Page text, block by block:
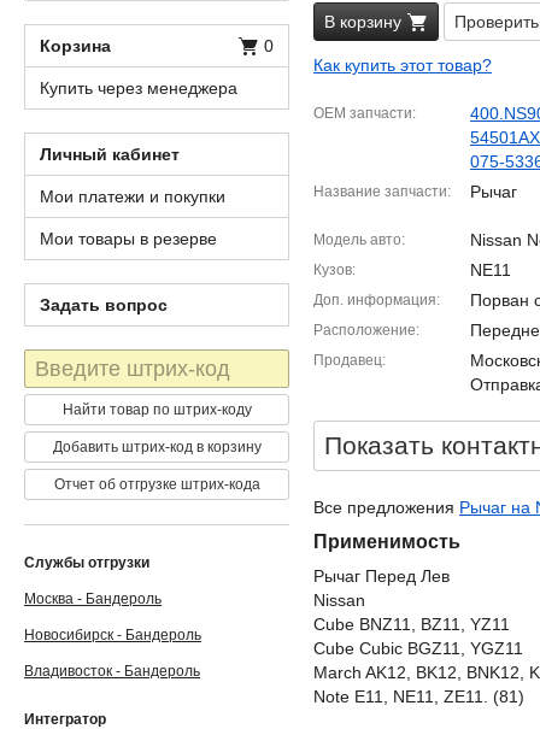
В корзину
Как купить этот товар?
OEM запчасти
075-
Название запчасти Рычаг
Модель авто Nissan
Кузов NE11
Доп. информация Порван
Расположение
Продавец
Показать
Все предложения Рычаг на
Применимость
Рычаг Перед Лев
Nissan
Cube BNZ11, BZ11, YZ11
Cube Cubic BGZ11, YGZ11
March AK12, BK12, BNK12,
Note E11, NE11, ZE11. (81)
Корзина 0
Купить через менеджера
Личный кабинет
Мои платежи и покупки
Мои товары в резерве
Задать вопрос
Штрих-
код
Найти товар по штрих-коду
Добавить штрих-код в корзину
Отчет об отгрузке штрих-кода
Службы отгрузки
Москва - Бандероль
Новосибирск - Бандероль
Владивосток - Бандероль
Интегратор